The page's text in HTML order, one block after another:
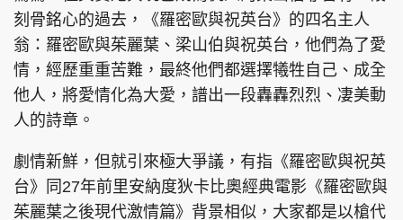
刻骨銘心的過去，《羅密歐與祝英台》的四名主人
翁：羅密歐與茱麗葉、梁山伯與祝英台，他們為了愛
情，經歷重重苦難，最終他們都選擇犧牲自己、成全
他人，將愛情化為大愛，譜出一段轟轟烈烈、凄美動
人的詩章。
劇情新鮮，但就引來極大爭議，有指《羅密歐與祝英
台》同27年前里安納度狄卡比奧經典電影《羅密歐與
茱麗葉之後現代激情篇》背景相似，大家都是以槍代